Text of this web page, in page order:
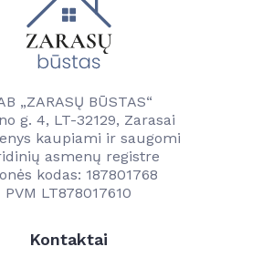
„ZARASŲ BŪSTAS“
g. 4, LT-32129, Zarasai
kaupiami ir saugomi
asmenų registre
kodas: 187801768
PVM LT878017610
Kontaktai